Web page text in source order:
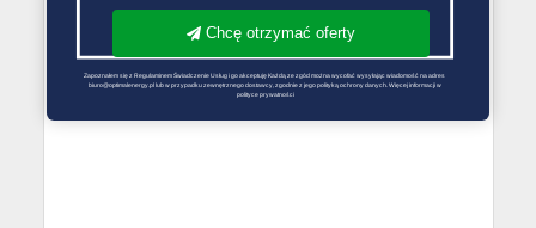
Chcę otrzymać oferty
Zapoznałem się z Regulaminem Świadczenie Usług i go akceptuję Każdą ze zgód można wycofać wysyłając wiadomość na adres
biuro@optimalenergy.pl lub w przypadku zewnętrznego dostawcy, zgodnie z jego polityką ochrony danych. Więcej informacji w
polityce prywatności